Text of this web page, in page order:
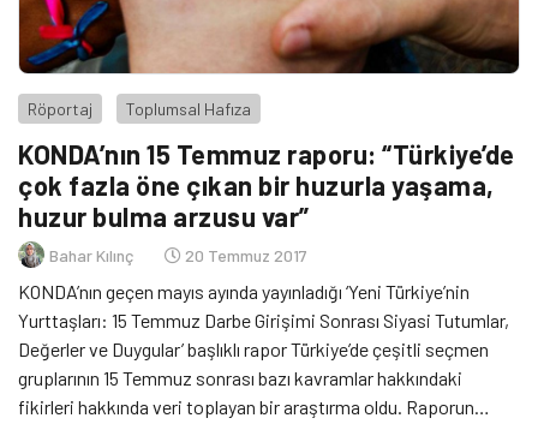
Röportaj Toplumsal Hafıza
KONDA’nın 15 Temmuz raporu: “Türkiye’de
çok fazla öne çıkan bir huzurla yaşama,
huzur bulma arzusu var”
Bahar Kılınç 20 Temmuz 2017
KONDA’nın geçen mayıs ayında yayınladığı ‘Yeni Türkiye’nin
Yurttaşları: 15 Temmuz Darbe Girişimi Sonrası Siyasi Tutumlar,
Değerler ve Duygular’ başlıklı rapor Türkiye’de çeşitli seçmen
gruplarının 15 Temmuz sonrası bazı kavramlar hakkındaki
fikirleri hakkında veri toplayan bir araştırma oldu. Raporun